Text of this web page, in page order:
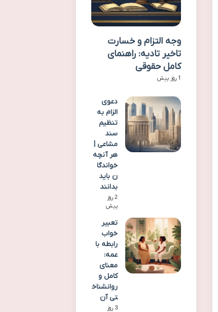
وجه التزام و خسارت
تاخیر تادیه: راهنمای
کامل حقوقی
1 روز پیش
دعوی
الزام به
تنظیم
سند
مشاعی |
هر آنچه
خواندگا
ن باید
بدانند
2 روز
پیش
تعبیر
خواب
رابطه با
عمه:
معنای
کامل و
روانشناخ
تی آن
3 روز